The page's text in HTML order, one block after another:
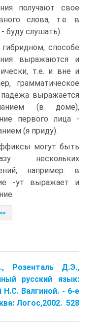
получают свое
слова, т.е. в
буду слушать).
способе
выражаются и
т.е. и вне и
грамматическое
выражается
(в доме),
первого лица -
(я приду).
могут быть
нескольких
например: в
-ут выражает и
>>
Розенталь Д.Э.,
русский язык:
Валгиной. - 6-е
Логос,2002. 528